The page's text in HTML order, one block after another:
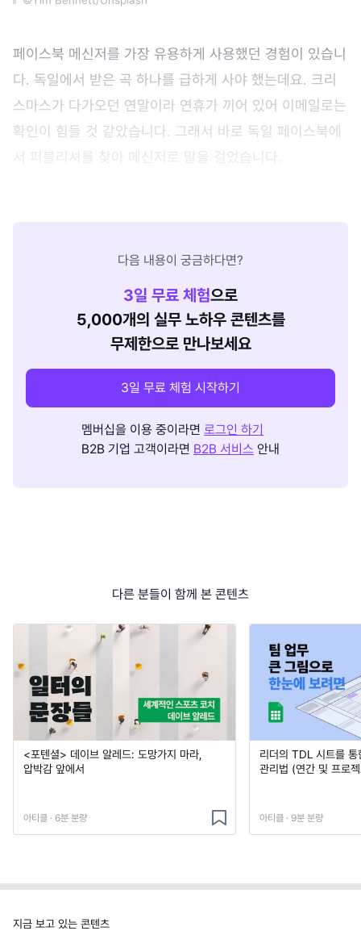
페이스북 메신저를 가장 유용하게 사용했던 경험이 있습니
다. 독일에서 받은 곡 하나를 급하게 사야 했는데요. 크리
스마스가 다가오던 연말이라 연휴가 끼어 있어 이메일로는
확인이 힘들 것 같았습니다. 그래서 바로 독일 페이스북에
서 퍼블리셔를 찾아 메신저로 말을 걸었습니다.
다음 내용이 궁금하다면?
3일 무료 체험으로
5,000개의 실무 노하우 콘텐츠를
무제한으로 만나보세요
3일 무료 체험 시작하기
멤버십을 이용 중이라면 로그인 하기
B2B 기업 고객이라면 B2B 서비스 안내
다른 분들이 함께 본 콘텐츠
<포텐셜> 데이브 알레드: 도망가지 마라,
압박감 앞에서
아티클 · 6분 분량
리더의 TDL 시트를
관리법 (연간 및 프로
아티클 · 9분 분량
지금 보고 있는 콘텐츠